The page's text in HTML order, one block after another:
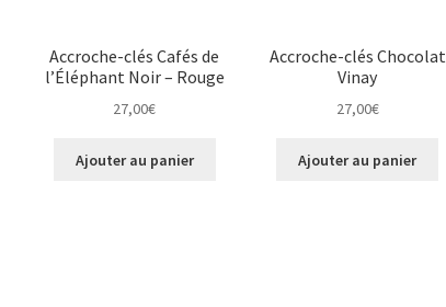
Accroche-clés Cafés de
l’Éléphant Noir – Rouge
27,00€
Ajouter au panier
Accroche-clés Chocolat
Vinay
27,00€
Ajouter au panier